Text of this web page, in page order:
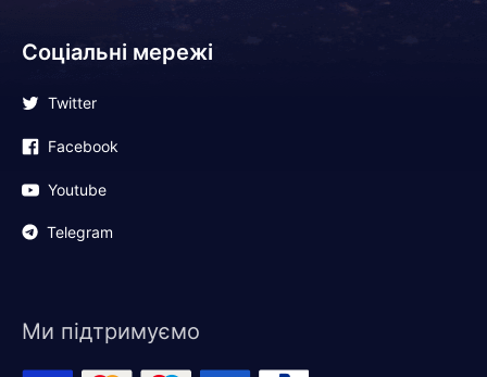
Соціальні мережі
Twitter
Facebook
Youtube
Telegram
Ми підтримуємо